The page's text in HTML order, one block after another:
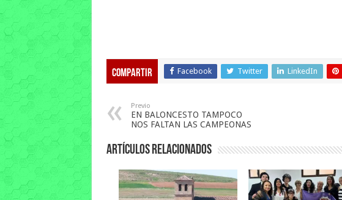
Compartir Facebook Twitter LinkedIn
Previo
EN BALONCESTO TAMPOCO
NOS FALTAN LAS CAMPEONAS
Artículos relacionados